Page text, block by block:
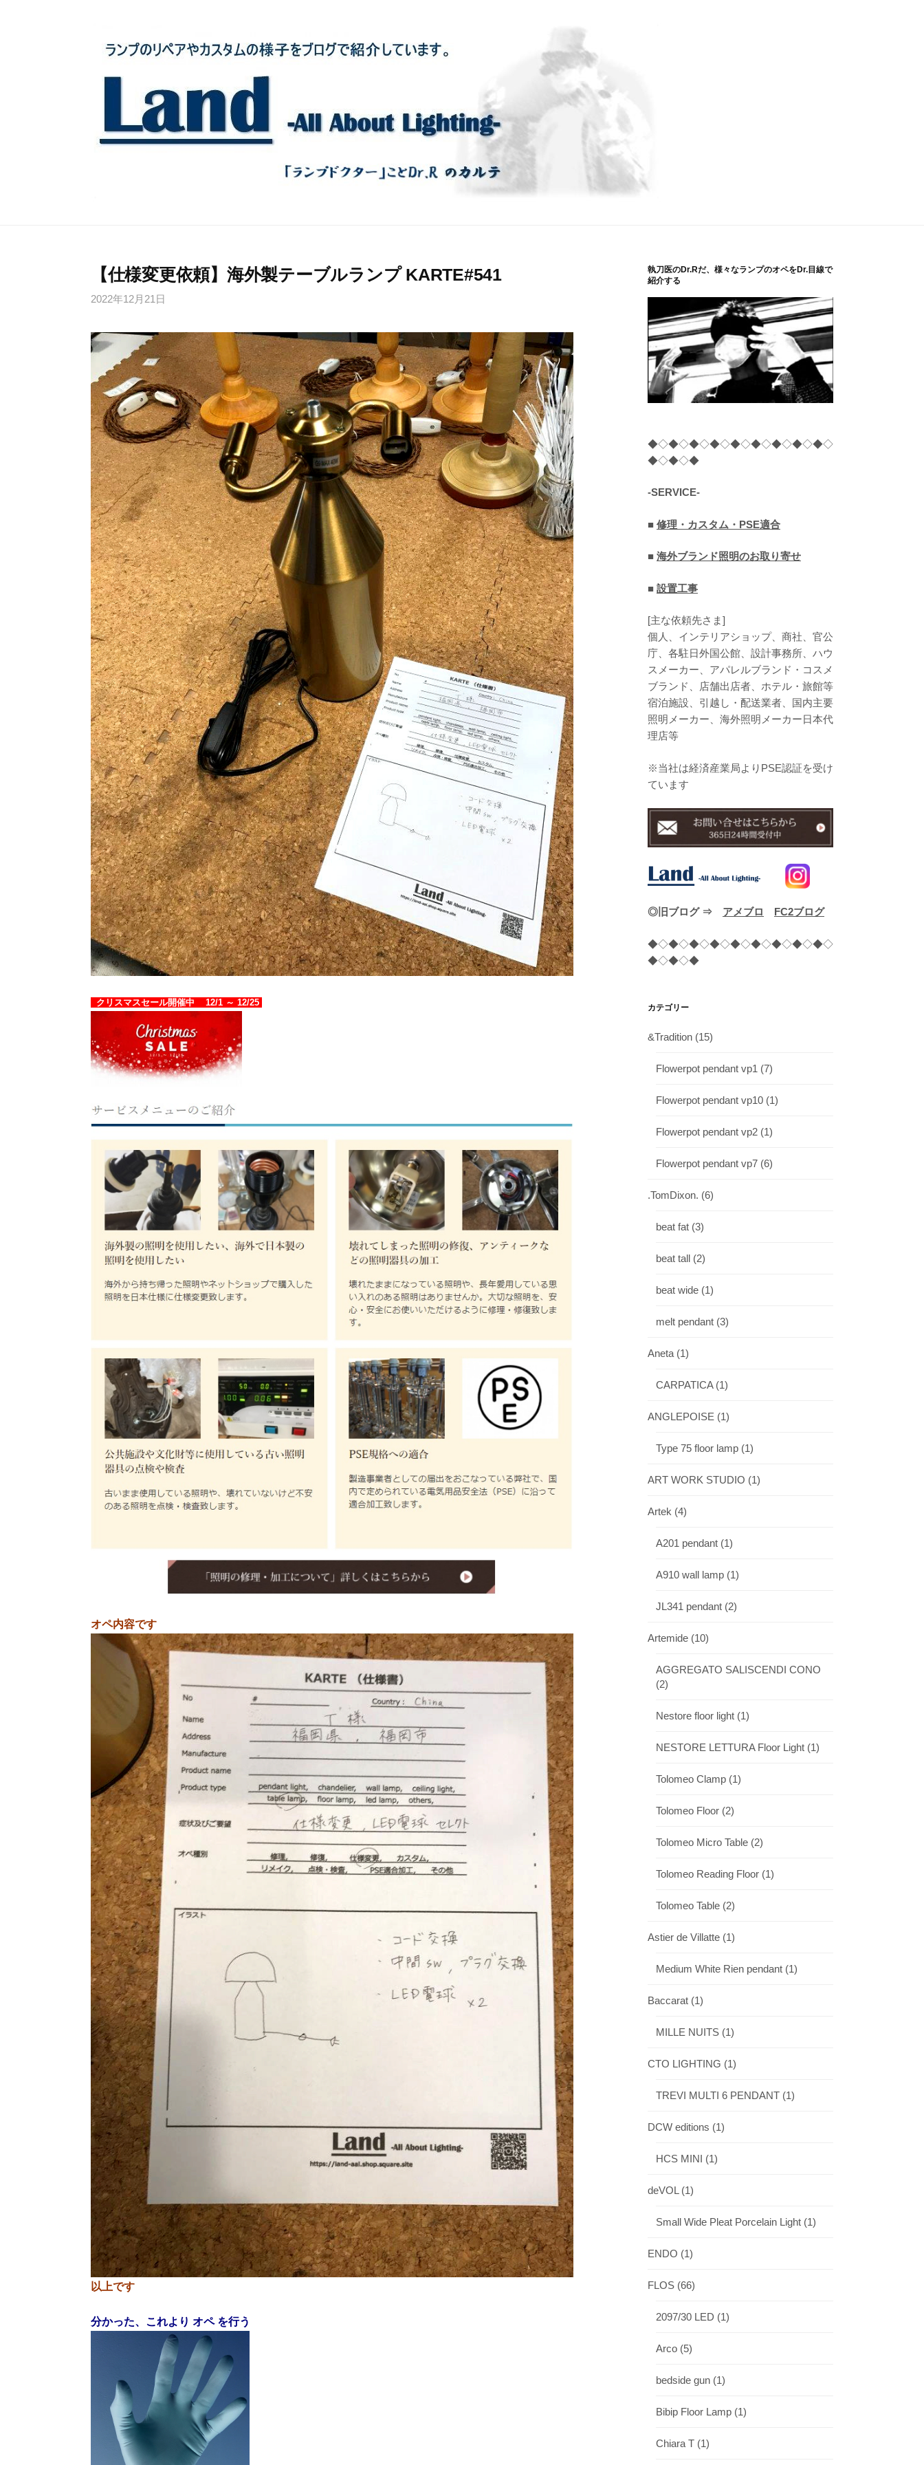
【仕様変更依頼】海外製テーブルランプ KARTE#541
2022年12月21日
クリスマスセール開催中 12/1 ～ 12/25
オペ内容です
以上です
分かった、 これより オペ を行う
執刀医のDr.Rだ、様々なランプのオペをDr.目線で
紹介する
◆◇◆◇◆◇◆◇◆◇◆◇◆◇◆◇◆◇
◆◇◆◇◆
-SERVICE-
■ 修理・カスタム・PSE適合
■ 海外ブランド照明のお取り寄せ
■ 設置工事
[主な依頼先さま]
個人、インテリアショップ、商社、官公
庁、各駐日外国公館、設計事務所、ハウ
スメーカー、アパレルブランド・コスメ
ブランド、店舗出店者、ホテル・旅館等
宿泊施設、引越し・配送業者、国内主要
照明メーカー、海外照明メーカー日本代
理店等
※当社は経済産業局よりPSE認証を受け
ています
◎旧ブログ ⇒ アメブロ FC2ブログ
◆◇◆◇◆◇◆◇◆◇◆◇◆◇◆◇◆◇
◆◇◆◇◆
カテゴリー
&Tradition (15)
Flowerpot pendant vp1 (7)
Flowerpot pendant vp10 (1)
Flowerpot pendant vp2 (1)
Flowerpot pendant vp7 (6)
.TomDixon. (6)
beat fat (3)
beat tall (2)
beat wide (1)
melt pendant (3)
Aneta (1)
CARPATICA(1)
ANGLEPOISE (1)
Type 75 floor lamp (1)
ART WORK STUDIO (1)
Artek (4)
A201 pendant (1)
A910 wall lamp (1)
JL341 pendant (2)
Artemide (10)
AGGREGATO SALISCENDI CONO
(2)
Nestore floor light (1)
NESTORE LETTURA Floor Light (1)
Tolomeo Clamp (1)
Tolomeo Floor (2)
Tolomeo Micro Table (2)
Tolomeo Reading Floor (1)
Tolomeo Table (2)
Astier de Villatte (1)
Medium White Rien pendant (1)
Baccarat (1)
MILLE NUITS (1)
CTO LIGHTING (1)
TREVI MULTI 6 PENDANT (1)
DCW editions (1)
HCS MINI (1)
deVOL (1)
Small Wide Pleat Porcelain Light (1)
ENDO (1)
FLOS (66)
2097/30 LED (1)
Arco (5)
bedside gun (1)
Bibip Floor Lamp (1)
Chiara T (1)